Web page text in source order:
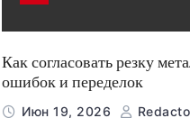
Как согласовать резку
ошибок и переделок
Июн 19, 2026